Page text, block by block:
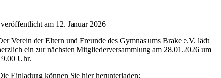
veröffentlicht am 12. Januar 2026
Verein der Eltern und Freunde des Gymnasiums Brake e.V. lädt
ein zur nächsten Mitgliederversammlung am 28.01.2026 um
Uhr.
Einladung können Sie hier herunterladen: